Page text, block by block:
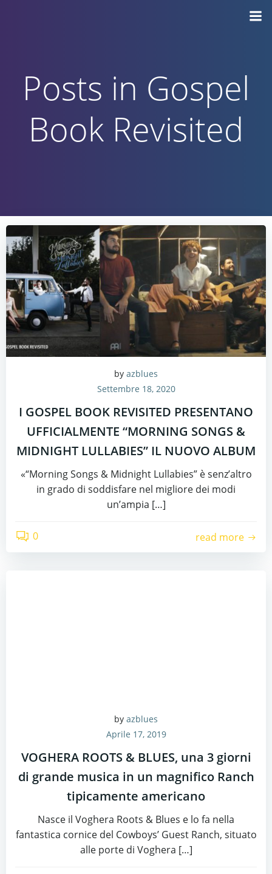
Posts in Gospel
Book Revisited
by azblues
Settembre 18, 2020
I GOSPEL BOOK REVISITED PRESENTANO
UFFICIALMENTE “MORNING SONGS &
MIDNIGHT LULLABIES” IL NUOVO ALBUM
«“Morning Songs & Midnight Lullabies” è senz’altro
in grado di soddisfare nel migliore dei modi
un’ampia […]
0 read more
by azblues
Aprile 17, 2019
VOGHERA ROOTS & BLUES, una 3 giorni
di grande musica in un magnifico Ranch
tipicamente americano
Nasce il Voghera Roots & Blues e lo fa nella
fantastica cornice del Cowboys’ Guest Ranch, situato
alle porte di Voghera […]